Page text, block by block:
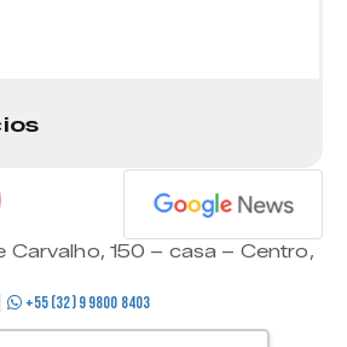
Carvalho, 150 – casa – Centro,
+55 (32) 9 9800 8403